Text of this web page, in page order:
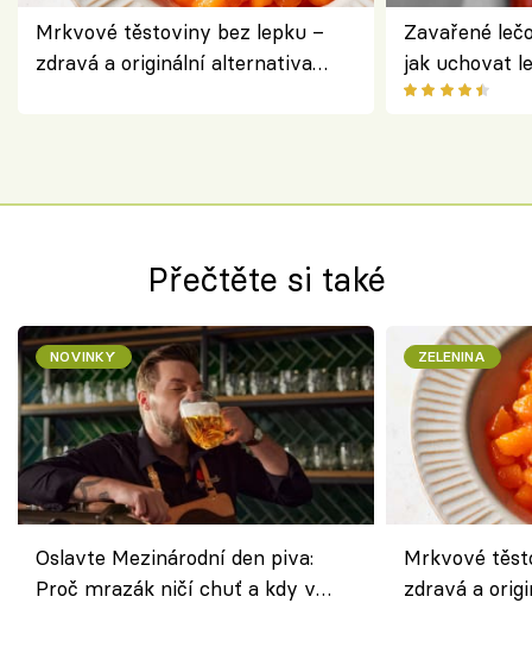
Mrkvové těstoviny bez lepku –
zdravá a originální alternativa
Zavařené
jak uchovat
Přečtěte si také
NOVINKY
Oslavte Mezinárodní den piva:
Proč mrazák ničí chuť a kdy v
ZELENINA
Mrkvové
zdravá a